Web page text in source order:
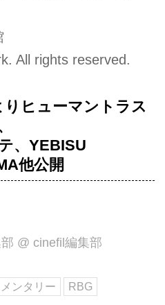
All rights reserved.
りヒューマントラス
、YEBISU
他公開
@ cinefil編集部
メンタリー RBG